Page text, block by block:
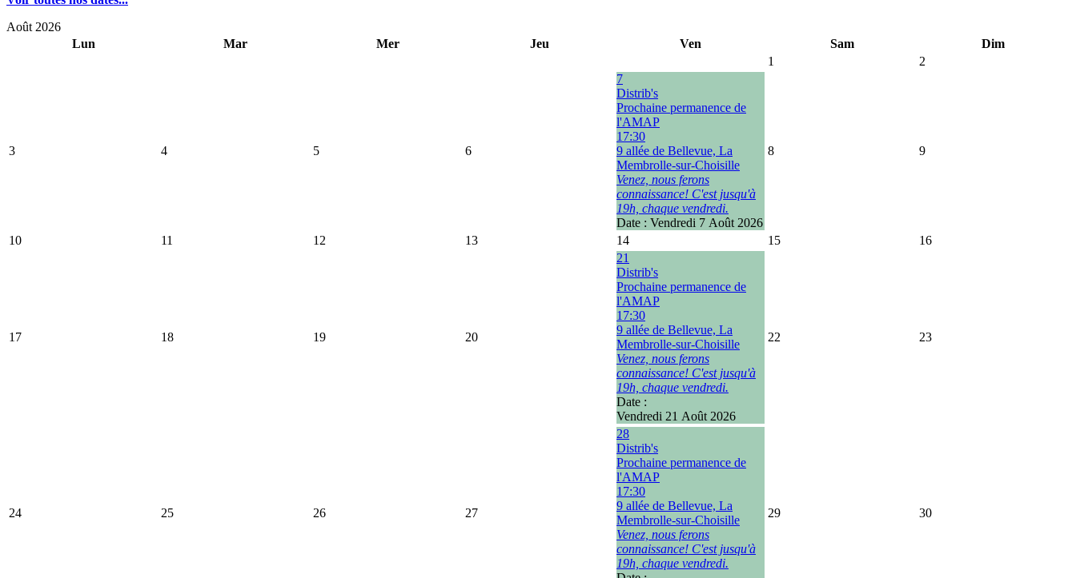
Août 2026
Lun
Mar Mer Jeu Ven Sam
Dim
1
2
3 4 5 6
7
Distrib's
Prochaine permanence de
l'AMAP
17:30
9 allée de Bellevue, La
Membrolle-sur-Choisille
Venez, nous ferons
connaissance! C'est jusqu'à
19h, chaque vendredi.
Date : Vendredi 7 Août 2026
8 9
10 11 12 13 14 15 16
17 18 19 20
21
Distrib's
Prochaine permanence de
l'AMAP
17:30
9 allée de Bellevue, La
Membrolle-sur-Choisille
Venez, nous ferons
connaissance! C'est jusqu'à
19h, chaque vendredi.
Date :
Vendredi 21 Août 2026
22 23
24 25 26 27
28
Distrib's
Prochaine permanence de
l'AMAP
17:30
9 allée de Bellevue, La
Membrolle-sur-Choisille
Venez, nous ferons
connaissance! C'est jusqu'à
19h, chaque vendredi.
29 30